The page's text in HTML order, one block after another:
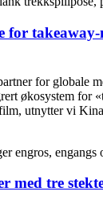
for globale
økosystem
utnytter vi
tre